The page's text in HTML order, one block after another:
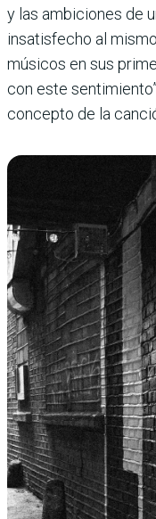
y las ambiciones de
insatisfecho al
músicos en sus
con este
concepto de la